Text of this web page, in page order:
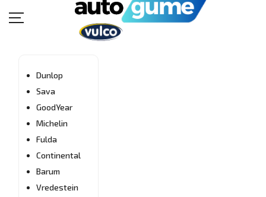
MOTO GUME
BUKVAR GUMA
KATALOZI
Dunlop
Sava
GoodYear
Michelin
Fulda
Continental
Barum
Vredestein